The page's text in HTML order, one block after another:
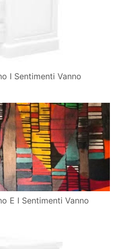
I Sentimenti Vanno
E I Sentimenti Vanno